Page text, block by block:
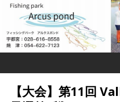
【大会】第11回